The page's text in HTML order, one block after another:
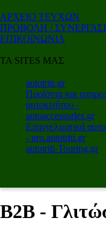
ΑΡΧΕΙΟ ΤΕΥΧΩΝ
ΠΡΟΒΟΛΗ /
ΕΠΙΚΟΙΝΩΝΙΑ
ΤΑ SITES ΜΑΣ
autotriti.gr
Προϊόντα και
αυτοκινήτου -
autoaccessories.gr
Επαγγελματικά
- pro.autotriti.gr
autotriti-Touring.gr
B2B -